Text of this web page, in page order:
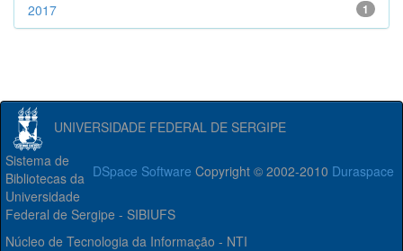
1
2017
UNIVERSIDADE FEDERAL DE SERGIPE
DSpace Software Copyright © 2002-2010 Duraspace
Sistema de
Bibliotecas da
Universidade
Federal de Sergipe - SIBIUFS
Núcleo de Tecnologia da Informação - NTI